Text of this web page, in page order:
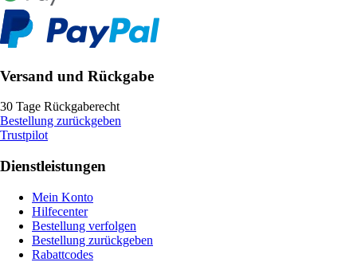
Versand und Rückgabe
30 Tage Rückgaberecht
Bestellung zurückgeben
Trustpilot
Dienstleistungen
Mein Konto
Hilfecenter
Bestellung verfolgen
Bestellung zurückgeben
Rabattcodes